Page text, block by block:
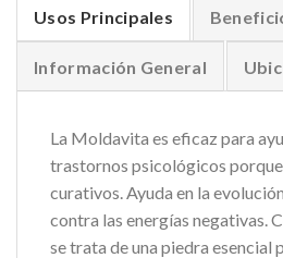
Usos Principales
Información General
La Moldavita es eficaz para
trastornos psicológicos
curativos. Ayuda en la
contra las energías negativas.
se trata de una piedra esencial